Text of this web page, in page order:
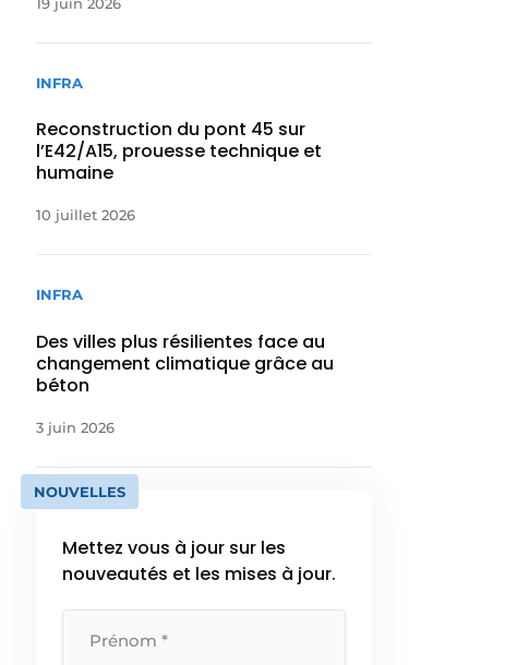
INFRA
Reconstruction du pont 45 sur
l’E42/A15, prouesse technique et
humaine
10 juillet 2026
INFRA
Des villes plus résilientes face au
changement climatique grâce au
béton
3 juin 2026
NOUVELLES
Mettez vous à jour sur les
nouveautés et les mises à jour.